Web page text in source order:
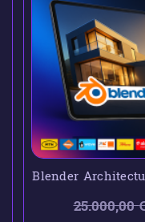
Blender
25.000,00